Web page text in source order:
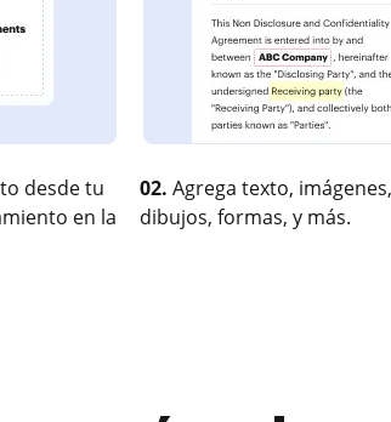
desde tu
en la
02. Agrega texto, imágenes,
dibujos, formas, y más.